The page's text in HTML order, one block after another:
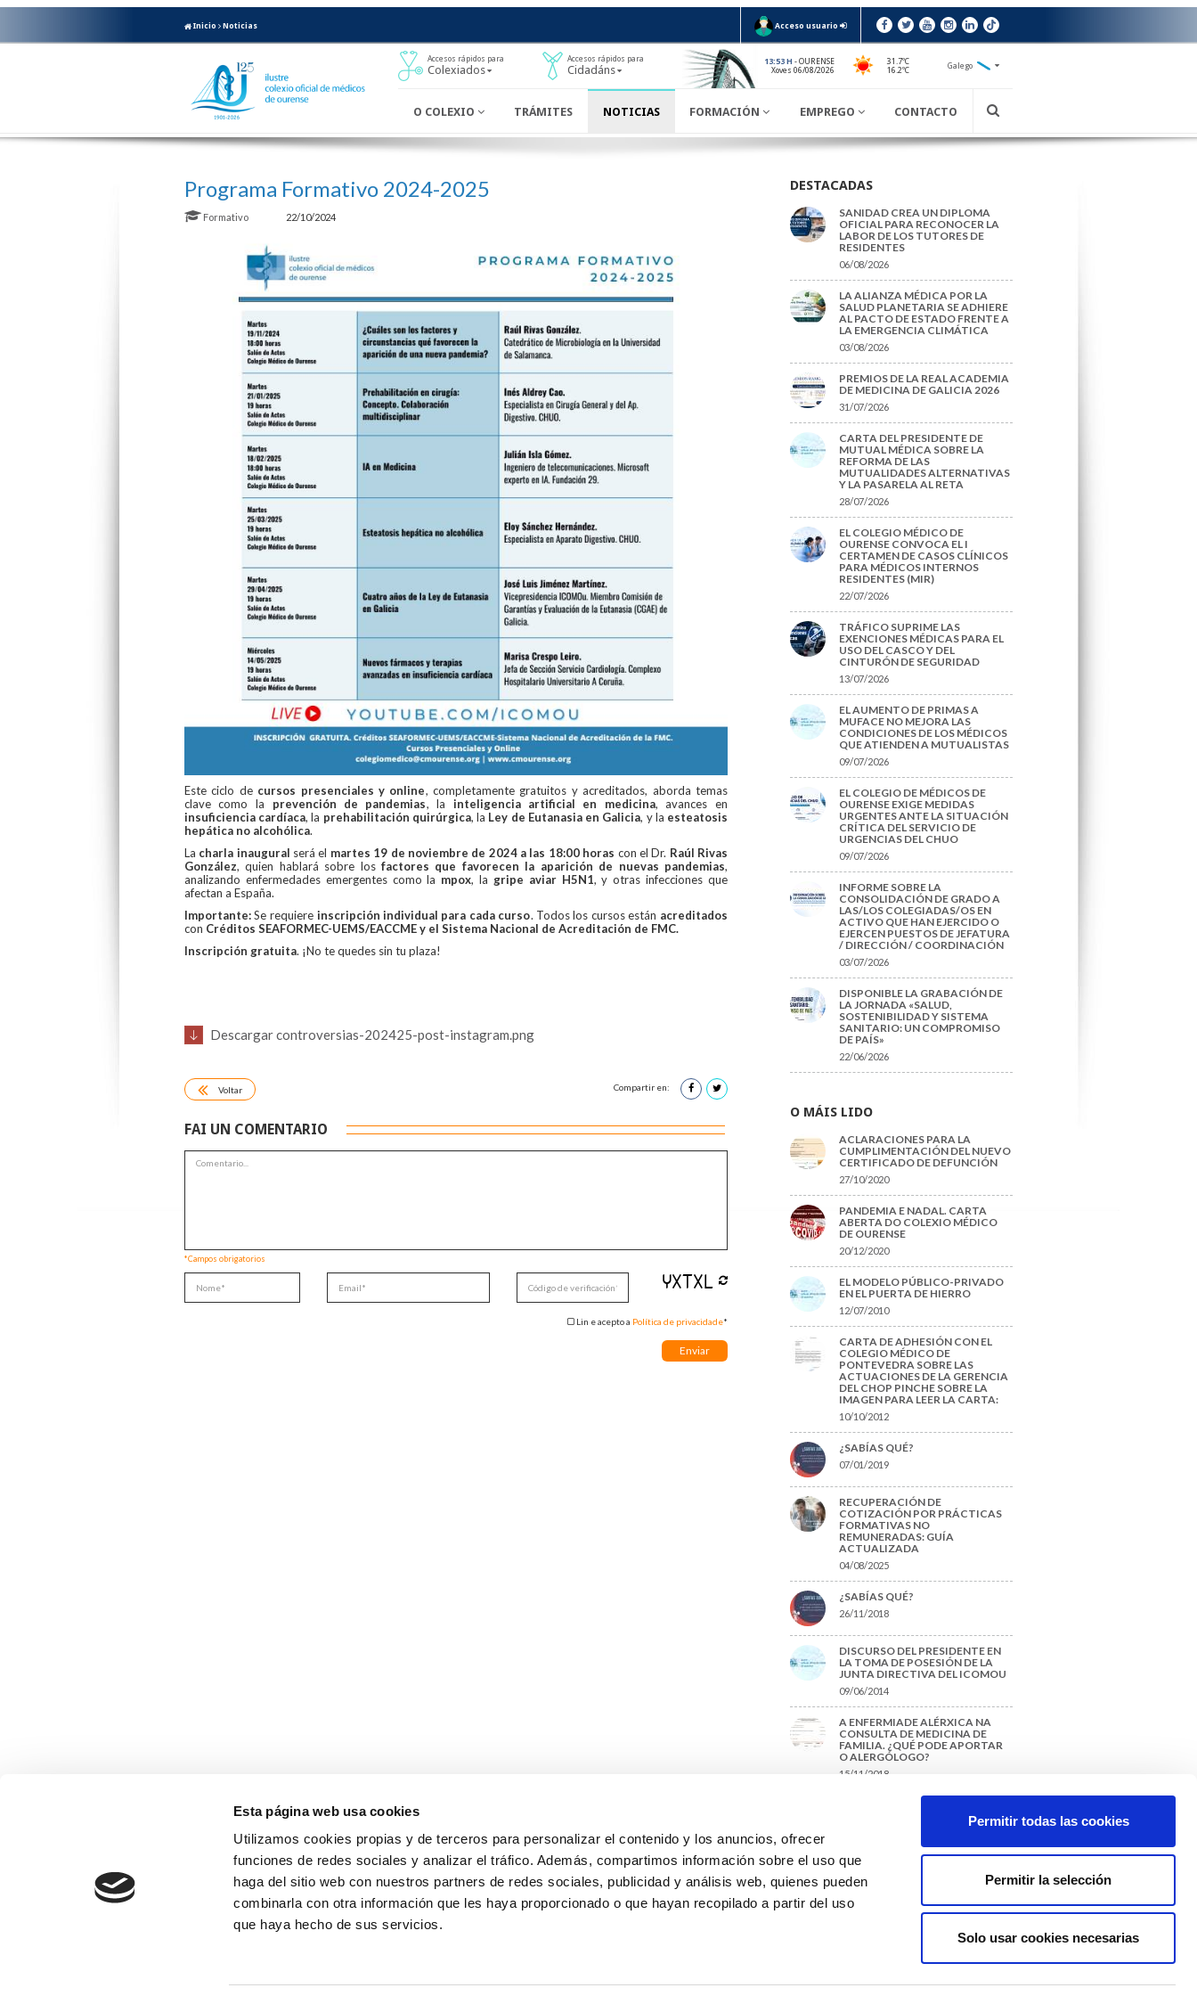
Esta página web usa cookies
Utilizamos cookies propias y de terceros para personalizar el contenido y los anuncios, ofrecer
funciones de redes sociales y analizar el tráfico. Además, compartimos información sobre el uso que
haga del sitio web con nuestros partners de redes sociales, publicidad y análisis web, quienes pueden
combinarla con otra información que les haya proporcionado o que hayan recopilado a partir del uso
que haya hecho de sus servicios.
Permitir todas las cookies
Permitir la selección
Solo usar cookies necesarias
Inicio Noticias Acceso usuario
Accesos rápidos para
Colexiados
Accesos rápidos para
Cidadáns
13:53 H - OURENSE
Xoves 06/08/2026
31.7ºC
16.2ºC
Galego
O COLEXIO TRÁMITES NOTICIAS FORMACIÓN EMPREGO CONTACTO
Programa Formativo 2024-2025
Formativo 22/10/2024
Este ciclo de cursos presenciales y online, completamente gratuitos y acreditados, aborda temas
clave como la prevención de pandemias, la inteligencia artificial en medicina, avances en
insuficiencia cardíaca, la prehabilitación quirúrgica, la Ley de Eutanasia en Galicia, y la esteatosis
hepática no alcohólica.
La charla inaugural será el martes 19 de noviembre de 2024 a las 18:00 horas con el Dr. Raúl Rivas
González, quien hablará sobre losfactores que favorecen la aparición de nuevas pandemias,
analizando enfermedades emergentes como la mpox, la gripe aviar H5N1, y otras infecciones que
afectan a España.
Importante:Se requiere inscripción individual para cada curso. Todos los cursos están acreditados
con Créditos SEAFORMEC-UEMS/EACCME y el Sistema Nacional de Acreditación de FMC.
Inscripción gratuita. ¡No te quedes sin tu plaza!
Descargar controversias-202425-post-instagram.png
Voltar Compartir en:
FAI UN COMENTARIO
*Campos obrigatorios
Lin e acepto a Política de privacidade*
DESTACADAS
SANIDAD CREA UN DIPLOMA
OFICIAL PARA RECONOCER LA
LABOR DE LOS TUTORES DE
RESIDENTES
06/08/2026
LA ALIANZA MÉDICA POR LA
SALUD PLANETARIA SE ADHIERE
AL PACTO DE ESTADO FRENTE A
LA EMERGENCIA CLIMÁTICA
03/08/2026
PREMIOS DE LA REAL ACADEMIA
DE MEDICINA DE GALICIA 2026
31/07/2026
CARTA DEL PRESIDENTE DE
MUTUAL MÉDICA SOBRE LA
REFORMA DE LAS
MUTUALIDADES ALTERNATIVAS
Y LA PASARELA AL RETA
28/07/2026
EL COLEGIO MÉDICO DE
OURENSE CONVOCA EL I
CERTAMEN DE CASOS CLÍNICOS
PARA MÉDICOS INTERNOS
RESIDENTES (MIR)
22/07/2026
TRÁFICO SUPRIME LAS
EXENCIONES MÉDICAS PARA EL
USO DEL CASCO Y DEL
CINTURÓN DE SEGURIDAD
13/07/2026
EL AUMENTO DE PRIMAS A
MUFACE NO MEJORA LAS
CONDICIONES DE LOS MÉDICOS
QUE ATIENDEN A MUTUALISTAS
09/07/2026
EL COLEGIO DE MÉDICOS DE
OURENSE EXIGE MEDIDAS
URGENTES ANTE LA SITUACIÓN
CRÍTICA DEL SERVICIO DE
URGENCIAS DEL CHUO
09/07/2026
INFORME SOBRE LA
CONSOLIDACIÓN DE GRADO A
LAS/LOS COLEGIADAS/OS EN
ACTIVO QUE HAN EJERCIDO O
EJERCEN PUESTOS DE JEFATURA
/ DIRECCIÓN / COORDINACIÓN
03/07/2026
DISPONIBLE LA GRABACIÓN DE
LA JORNADA «SALUD,
SOSTENIBILIDAD Y SISTEMA
SANITARIO: UN COMPROMISO
DE PAÍS»
22/06/2026
O MÁIS LIDO
ACLARACIONES PARA LA
CUMPLIMENTACIÓN DEL NUEVO
CERTIFICADO DE DEFUNCIÓN
27/10/2020
PANDEMIA E NADAL. CARTA
ABERTA DO COLEXIO MÉDICO
DE OURENSE
20/12/2020
EL MODELO PÚBLICO-PRIVADO
EN EL PUERTA DE HIERRO
12/07/2010
CARTA DE ADHESIÓN CON EL
COLEGIO MÉDICO DE
PONTEVEDRA SOBRE LAS
ACTUACIONES DE LA GERENCIA
DEL CHOP PINCHE SOBRE LA
IMAGEN PARA LEER LA CARTA:
10/10/2012
¿SABÍAS QUÉ?
07/01/2019
RECUPERACIÓN DE
COTIZACIÓN POR PRÁCTICAS
FORMATIVAS NO
REMUNERADAS: GUÍA
ACTUALIZADA
04/08/2025
¿SABÍAS QUÉ?
26/11/2018
DISCURSO DEL PRESIDENTE EN
LA TOMA DE POSESIÓN DE LA
JUNTA DIRECTIVA DEL ICOMOU
09/06/2014
A ENFERMIADE ALÉRXICA NA
CONSULTA DE MEDICINA DE
FAMILIA. ¿QUÉ PODE APORTAR
O ALERGÓLOGO?
15/11/2018
UN TRABAJO FIN DE GRADO?
Noticias
Política de cookies
Colexio Médicos
Ourense